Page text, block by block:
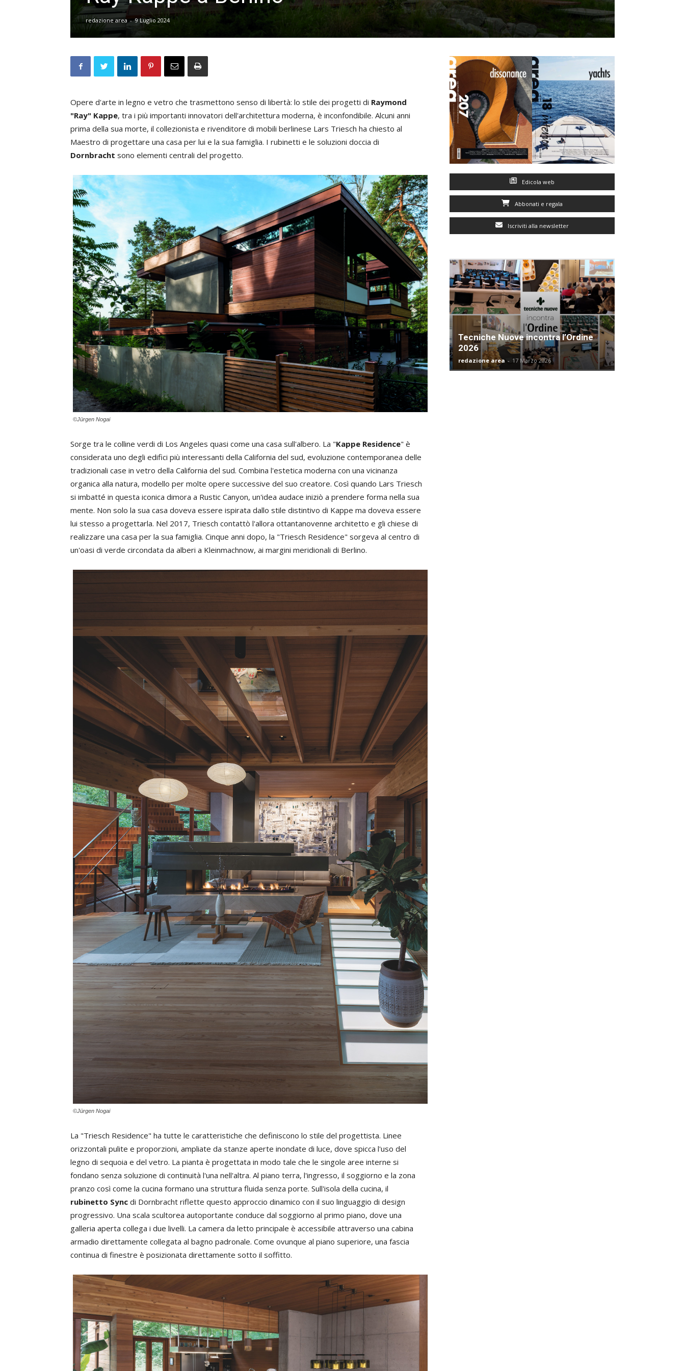
redazione area - 9 Luglio 2024
Opere d'arte in legno e vetro che trasmettono senso di libertà: lo stile dei progetti di Raymond
"Ray" Kappe, tra i più importanti innovatori dell'architettura moderna, è inconfondibile. Alcuni anni
prima della sua morte, il collezionista e rivenditore di mobili berlinese Lars Triesch ha chiesto al
Maestro di progettare una casa per lui e la sua famiglia. I rubinetti e le soluzioni doccia di
Dornbracht sono elementi centrali del progetto.
©Jürgen Nogai
Sorge tra le colline verdi di Los Angeles quasi come una casa sull'albero. La "Kappe Residence" è
considerata uno degli edifici più interessanti della California del sud, evoluzione contemporanea delle
tradizionali case in vetro della California del sud. Combina l'estetica moderna con una vicinanza
organica alla natura, modello per molte opere successive del suo creatore. Così quando Lars Triesch
si imbatté in questa iconica dimora a Rustic Canyon, un'idea audace iniziò a prendere forma nella sua
mente. Non solo la sua casa doveva essere ispirata dallo stile distintivo di Kappe ma doveva essere
lui stesso a progettarla. Nel 2017, Triesch contattò l'allora ottantanovenne architetto e gli chiese di
realizzare una casa per la sua famiglia. Cinque anni dopo, la "Triesch Residence" sorgeva al centro di
un'oasi di verde circondata da alberi a Kleinmachnow, ai margini meridionali di Berlino.
©Jürgen Nogai
La "Triesch Residence" ha tutte le caratteristiche che definiscono lo stile del progettista. Linee
orizzontali pulite e proporzioni, ampliate da stanze aperte inondate di luce, dove spicca l'uso del
legno di sequoia e del vetro. La pianta è progettata in modo tale che le singole aree interne si
fondano senza soluzione di continuità l'una nell'altra. Al piano terra, l'ingresso, il soggiorno e la zona
pranzo così come la cucina formano una struttura fluida senza porte. Sull'isola della cucina, il
rubinetto Sync di Dornbracht riflette questo approccio dinamico con il suo linguaggio di design
progressivo. Una scala scultorea autoportante conduce dal soggiorno al primo piano, dove una
galleria aperta collega i due livelli. La camera da letto principale è accessibile attraverso una cabina
armadio direttamente collegata al bagno padronale. Come ovunque al piano superiore, una fascia
continua di finestre è posizionata direttamente sotto il soffitto.
Edicola web
Abbonati e regala
Iscriviti alla newsletter
Tecniche Nuove incontra l’Ordine
2026
redazione area - 17 Marzo 2026